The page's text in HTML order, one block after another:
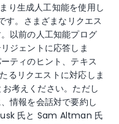
り生成人工知能を使用し
す。さまざまなリクエス
以前の人工知能プログ
ジェントに応答しま
ティのヒント、テキス
るリクエストに対応しま
考えください。ただし
情報を会話対で要約し
氏と Sam Altman 氏